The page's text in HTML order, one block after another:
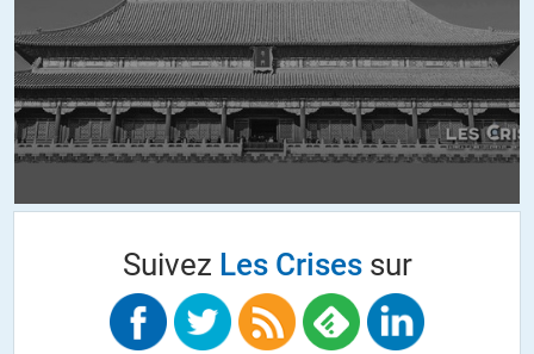
(09.07.2020) Coup de colère de Vittorio Sgarbi #coronavirus Qui
qualcuno mente (Intervento alla Camera dell’8 luglio 2020)
https://www.youtube.com/watch?v=mOdVlYmkflI
(01.07.2020) LINDAU NOBEL LAUREATE MEETING – Debate (2020)
Corona–The Role of Science in Times of Crisis. Michael Levitt
Stanford, Nobel de Chimie 2013) : « un certain nombre d’éminents
leurs positions sur COVID-19, leurs vidéos YouTube ont été
censurées et aucun temps d’antenne ne leur a été accordé dans les
médias grand public. …
Vidéo (à partir de 10mn 45) : https://www.mediatheque.lindau-
Suivez Les Crisessur